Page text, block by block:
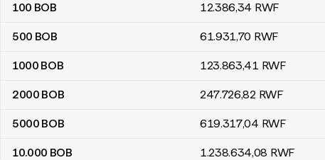
100 BOB 12.386,34 RWF
500 BOB 61.931,70 RWF
1000 BOB 123.863,41 RWF
2000 BOB 247.726,82 RWF
5000 BOB 619.317,04 RWF
10.000 BOB 1.238.634,08 RWF